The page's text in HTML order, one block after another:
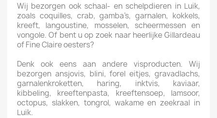
Wij bezorgen ook schaal- en schelpdieren in Luik,
zoals coquilles, crab, gamba’s, garnalen, kokkels,
kreeft, langoustine, mosselen, scheermessen en
vongole. Of bent u op zoek naar heerlijke Gillardeau
of Fine Claire oesters?
Denk ook eens aan andere visproducten. Wij
bezorgen ansjovis, blini, forel eitjes, gravadlachs,
garnalenkroketten, haring, inktvis, kaviaar,
kibbeling, kreeftenpasta, kreeftensoep, lamsoor,
octopus, slakken, tongrol, wakame en zeekraal in
Luik.